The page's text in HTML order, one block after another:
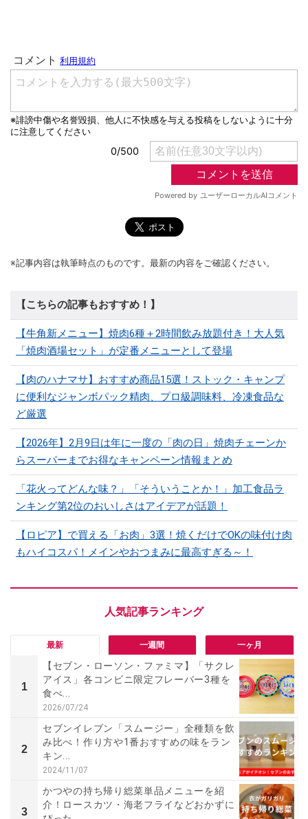
※記事内容は執筆時点のものです。最新の内容をご確認ください。
【こちらの記事もおすすめ！】
【牛角新メニュー】焼肉6種＋2時間飲み放題付き！大人気
「焼肉酒場セット」が定番メニューとして登場
【肉のハナマサ】おすすめ商品15選！ストック・キャンプ
に便利なジャンボパック精肉、プロ級調味料、冷凍食品な
ど厳選
【2026年】2月9日は年に一度の「肉の日」焼肉チェーンか
らスーパーまでお得なキャンペーン情報まとめ
「花火ってどんな味？」「そういうことか！」加工食品ラ
ンキング第2位のおいしさはアイデアが話題！
【ロピア】で買える「お肉」3選！焼くだけでOKの味付け肉
もハイコスパ！メインやおつまみに最高すぎる～！
最新 一週間 一ヶ月
1
【セブン・ローソン・ファミマ】「サクレ
アイス」各コンビニ限定フレーバー3種を
食べ...
2026/07/24
2
セブンイレブン「スムージー」全種類を飲
み比べ！作り方や1番おすすめの味をラン
キン...
2024/11/07
3
かつやの持ち帰り総菜単品メニューを紹
介！ロースカツ・海老フライなどおかずに